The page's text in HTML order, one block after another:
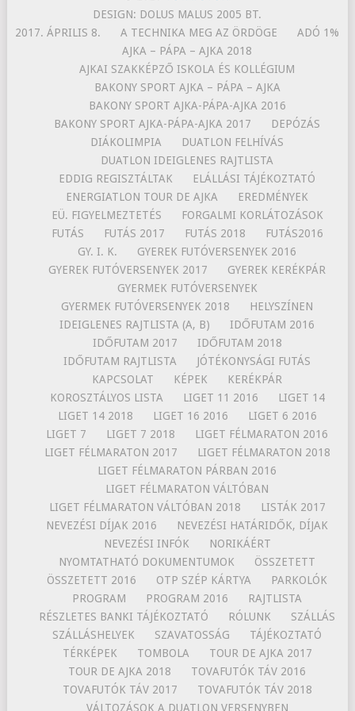
DESIGN: DOLUS MALUS 2005 BT.
2017. ÁPRILIS 8.
A TECHNIKA MEG AZ ÖRDÖGE
ADÓ 1%
AJKA – PÁPA – AJKA 2018
AJKAI SZAKKÉPZŐ ISKOLA ÉS KOLLÉGIUM
BAKONY SPORT AJKA – PÁPA – AJKA
BAKONY SPORT AJKA-PÁPA-AJKA 2016
BAKONY SPORT AJKA-PÁPA-AJKA 2017
DEPÓZÁS
DIÁKOLIMPIA
DUATLON FELHÍVÁS
DUATLON IDEIGLENES RAJTLISTA
EDDIG REGISZTÁLTAK
ELÁLLÁSI TÁJÉKOZTATÓ
ENERGIATLON TOUR DE AJKA
EREDMÉNYEK
EÜ. FIGYELMEZTETÉS
FORGALMI KORLÁTOZÁSOK
FUTÁS
FUTÁS 2017 FUTÁS 2018
FUTÁS2016
GY. I. K.
GYEREK FUTÓVERSENYEK 2016
GYEREK FUTÓVERSENYEK 2017
GYEREK KERÉKPÁR
GYERMEK FUTÓVERSENYEK
GYERMEK FUTÓVERSENYEK 2018
HELYSZÍNEN
IDEIGLENES RAJTLISTA (A, B)
IDŐFUTAM 2016
IDŐFUTAM 2017
IDŐFUTAM 2018
IDŐFUTAM RAJTLISTA
JÓTÉKONYSÁGI FUTÁS
KAPCSOLAT
KÉPEK
KERÉKPÁR
KOROSZTÁLYOS LISTA
LIGET 11 2016
LIGET 14
LIGET 14 2018
LIGET 16 2016
LIGET 6 2016
LIGET 7
LIGET 7 2018
LIGET FÉLMARATON 2016
LIGET FÉLMARATON 2017
LIGET FÉLMARATON 2018
LIGET FÉLMARATON PÁRBAN 2016
LIGET FÉLMARATON VÁLTÓBAN
LIGET FÉLMARATON VÁLTÓBAN 2018
LISTÁK 2017
NEVEZÉSI DÍJAK 2016
NEVEZÉSI HATÁRIDŐK, DÍJAK
NEVEZÉSI INFÓK
NORIKÁÉRT
NYOMTATHATÓ DOKUMENTUMOK
ÖSSZETETT
ÖSSZETETT 2016
OTP SZÉP KÁRTYA
PARKOLÓK
PROGRAM
PROGRAM 2016
RAJTLISTA
RÉSZLETES BANKI TÁJÉKOZTATÓ
RÓLUNK
SZÁLLÁS
SZÁLLÁSHELYEK
SZAVATOSSÁG
TÁJÉKOZTATÓ
TÉRKÉPEK
TOMBOLA
TOUR DE AJKA 2017
TOUR DE AJKA 2018
TOVAFUTÓK TÁV 2016
TOVAFUTÓK TÁV 2017
TOVAFUTÓK TÁV 2018
VÁLTOZÁSOK A DUATLON VERSENYBEN